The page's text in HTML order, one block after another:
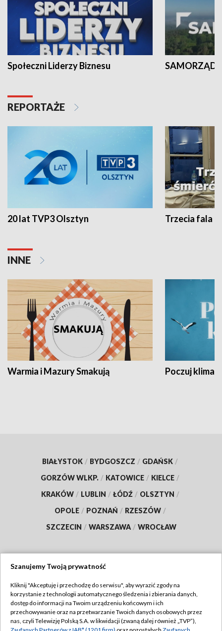
Społeczni Liderzy Biznesu SAMORZĄD
REPORTAŻE
20 lat TVP3 Olsztyn Trzecia fala -
INNE
Warmia i Mazury Smakują Poczuj klimat
BIAŁYSTOK / BYDGOSZCZ / GDAŃSK /
GORZÓW WLKP. / KATOWICE / KIELCE /
KRAKÓW / LUBLIN / ŁÓDŹ / OLSZTYN /
OPOLE / POZNAŃ / RZESZÓW /
SZCZECIN / WARSZAWA / WROCŁAW
TVP
Abonament TVP
Emisja w TVP
Regulamin TVP
Szanujemy Twoją prywatność
Kliknij "Akceptuję i przechodzę do serwisu", aby wyrazić zgody na
korzystanie z technologii automatycznego śledzenia i zbierania danych,
dostęp do informacji na Twoim urządzeniu końcowym i ich
przechowywanie oraz na przetwarzanie Twoich danych osobowych przez
nas, czyli Telewizję Polską S.A. w likwidacji (zwaną dalej również „TVP”),